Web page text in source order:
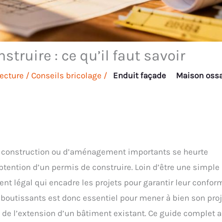
: ce qu’il faut savoir
/ Conseils bricolage / Enduit façade Maison
ou d’aménagement importants se heurte
d’un permis de construire. Loin d’être une simple
légal qui encadre les projets pour garantir leur
est donc essentiel pour mener à bien son
l’extension d’un bâtiment existant. Ce guide complet a